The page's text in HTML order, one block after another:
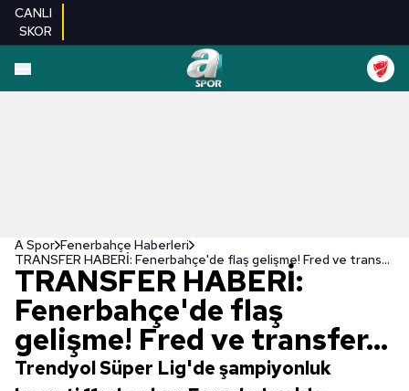
CANLI
SKOR
A Spor Fenerbahçe Haberleri
TRANSFER HABERİ: Fenerbahçe'de flaş gelişme! Fred ve transfer...
TRANSFER HABERİ:
Fenerbahçe'de flaş
gelişme! Fred ve transfer...
Trendyol Süper Lig'de şampiyonluk